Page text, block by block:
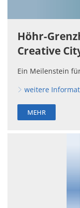
Höhr-
Creative
Ein Meilenstein
weitere
MEHR